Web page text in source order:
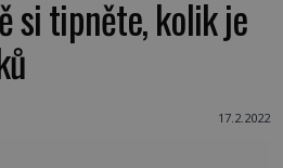
si tipněte, kolik je
17.2.2022